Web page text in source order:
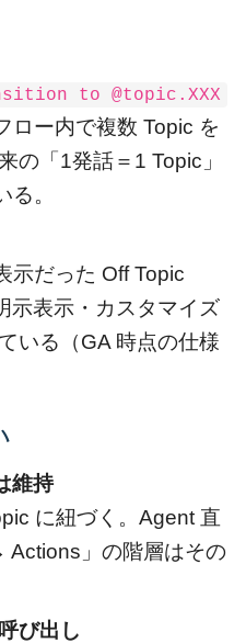
to @topic.XXX
ロー内で複数 Topic を
の「1発話＝1 Topic」
。
示だった Off Topic
示表示・カスタマイズ
いる（GA 時点の仕様
維持
に紐づく。Agent 直
」の階層はその
び出し